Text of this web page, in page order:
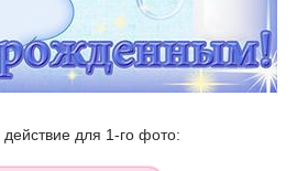
для 1-го фото: